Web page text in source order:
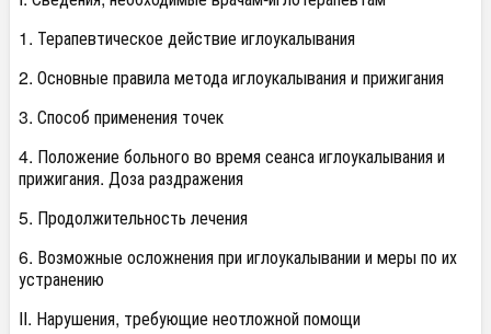
1. Терапевтическое действие иглоукалывания
2. Основные правила метода иглоукалывания и прижигания
3. Способ применения точек
4. Положение больного во время сеанса иглоукалывания и
прижигания. Доза раздражения
5. Продолжительность лечения
6. Возможные осложнения при иглоукалывании и меры по их
устранению
II. Нарушения, требующие неотложной помощи